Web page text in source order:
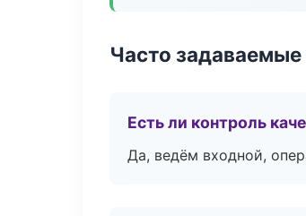
Часто
Есть ли контроль
Да, ведём входной,